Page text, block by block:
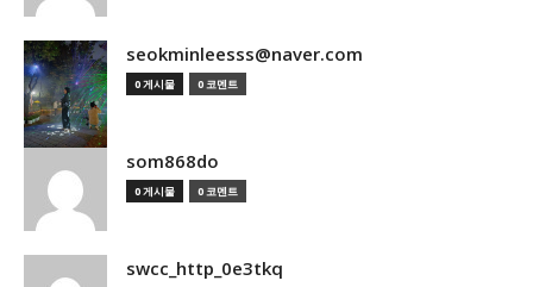
seokminleesss@naver.com
0 게시물 0 코멘트
som868do
0 게시물 0 코멘트
swcc_http_0e3tkq